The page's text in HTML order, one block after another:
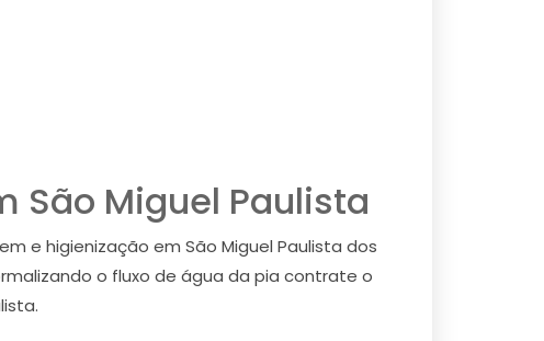
São Miguel Paulista
e higienização em São Miguel Paulista dos
o fluxo de água da pia contrate o